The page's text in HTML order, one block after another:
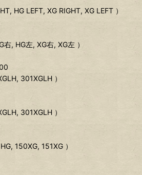
HG LEFT, XG RIGHT, XG LEFT ）
右, HG左, XG右, XG左 ）
301XGLH ）
301XGLH ）
150XG, 151XG ）